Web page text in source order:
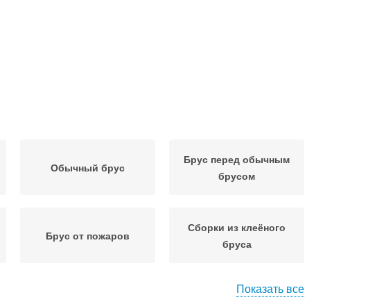
Обычный брус
Брус перед обычным
брусом
Брус от пожаров
Сборки из клеёного
бруса
Показать все